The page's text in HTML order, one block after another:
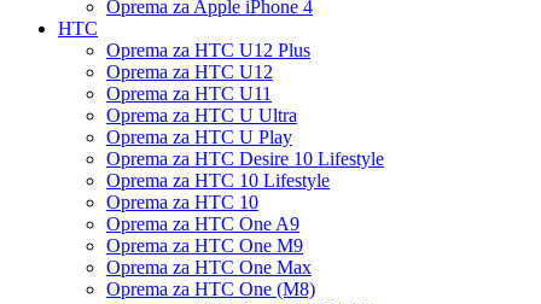
Oprema za Apple iPhone 4
HTC
Oprema za HTC U12 Plus
Oprema za HTC U12
Oprema za HTC U11
Oprema za HTC U Ultra
Oprema za HTC U Play
Oprema za HTC Desire 10 Lifestyle
Oprema za HTC 10 Lifestyle
Oprema za HTC 10
Oprema za HTC One A9
Oprema za HTC One M9
Oprema za HTC One Max
Oprema za HTC One (M8)